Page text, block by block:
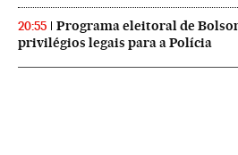
20:55
Programa eleitoral de
privilégios legais para a Polícia